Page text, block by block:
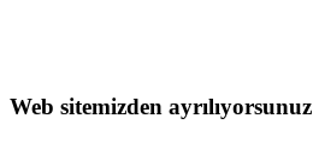
Web sitemizden ayrılıyorsunuz